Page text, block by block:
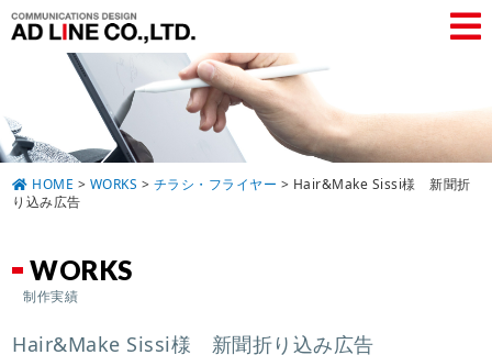
HOME > WORKS > チラシ・フライヤー > Hair&Make Sissi様 新聞折
り込み広告
WORKS
制作実績
Hair&Make Sissi様 新聞折り込み広告